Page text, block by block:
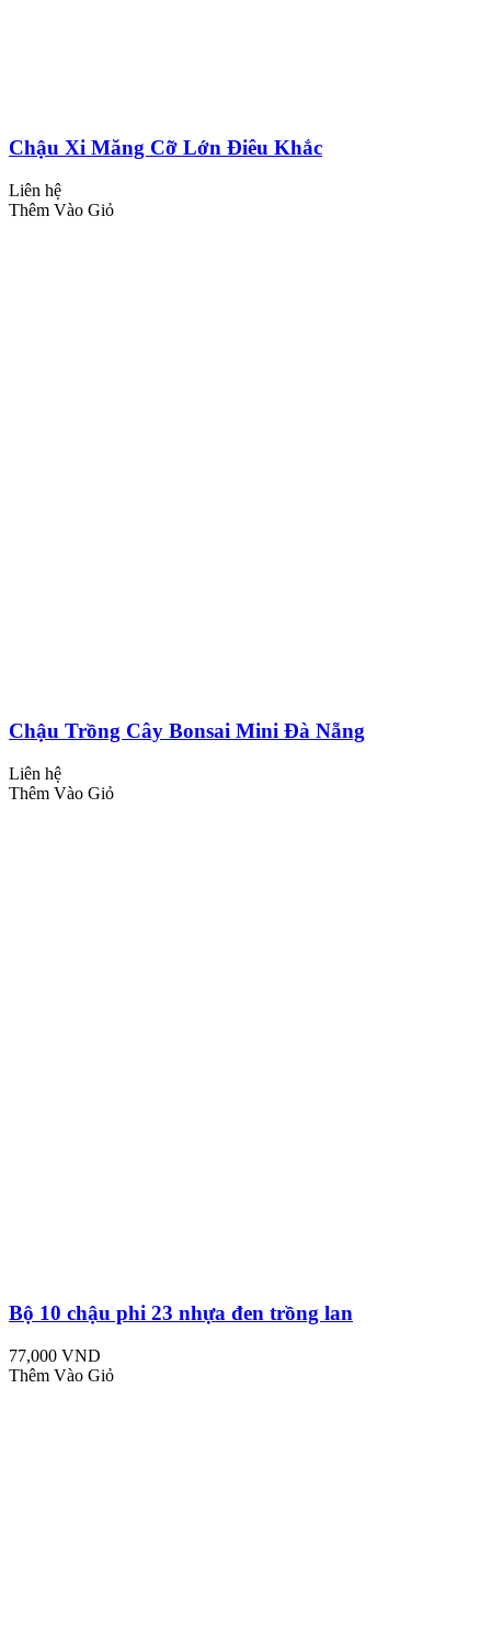
Chậu Xi Măng Cỡ Lớn Điêu Khắc
Liên hệ
Thêm Vào Giỏ
Chậu Trồng Cây Bonsai Mini Đà Nẵng
Liên hệ
Thêm Vào Giỏ
Bộ 10 chậu phi 23 nhựa đen trồng lan
77,000 VND
Thêm Vào Giỏ